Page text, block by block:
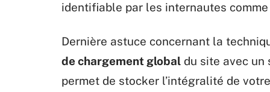
identifiable par les internautes
Dernière astuce concernant la
de chargement global du site avec un
permet de stocker l’intégralité de